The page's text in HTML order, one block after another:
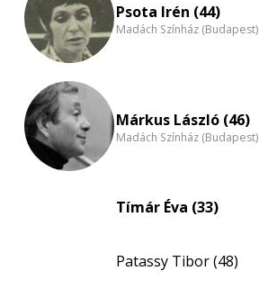
Psota Irén (44)
Madách Színház (Budapest)
Márkus László (46)
Madách Színház (Budapest)
Tímár Éva (33)
Patassy Tibor (48)